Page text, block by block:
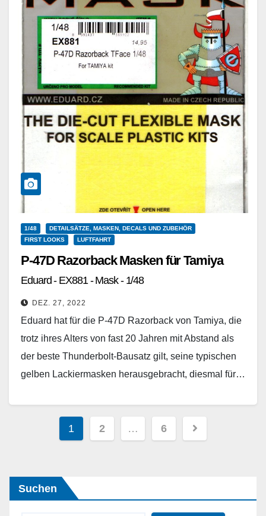
1/48
DETAILSÄTZE, MASKEN, DECALS UND ZUBEHÖR
FIRST LOOKS
LUFTFAHRT
P-47D Razorback Masken für Tamiya
Eduard - EX881 - Mask - 1/48
DEZ. 27, 2022
Eduard hat für die P-47D Razorback von Tamiya, die
trotz ihres Alters von fast 20 Jahren mit Abstand als
der beste Thunderbolt-Bausatz gilt, seine typischen
gelben Lackiermasken herausgebracht, diesmal für…
Seitennummerierung
der
1 2 … 6
Suchen